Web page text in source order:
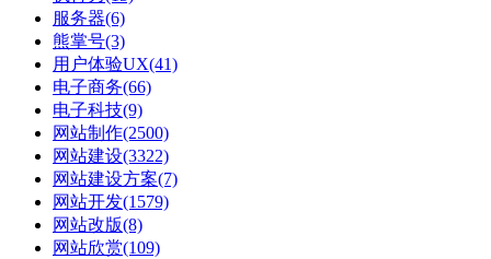
服务器(6)
熊掌号(3)
用户体验UX(41)
电子商务(66)
电子科技(9)
网站制作(2500)
网站建设(3322)
网站建设方案(7)
网站开发(1579)
网站改版(8)
网站欣赏(109)